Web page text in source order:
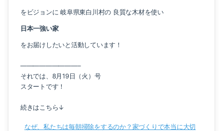
をビジョンに 岐阜県東白川村の 良質な木材を使い
日本一強い家
をお届けしたいと活動しています！
—————————–
それでは、8月19日（火）号
スタートです！
続きはこちら↓
なぜ、私たちは毎朝掃除をするのか？家づくりで本当に大切